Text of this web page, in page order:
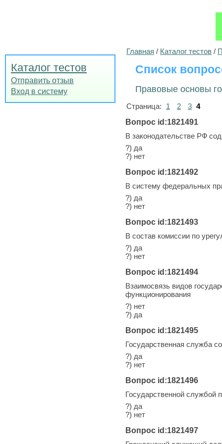
Каталог тестов
Отправить отзыв
Вход в систему
Главная / Каталог тестов /
Список
Правовые основы
Страница: 1 2 3 4
Вопрос id:1821491
В законодательстве РФ
?) да
?) нет
Вопрос id:1821492
В систему федеральных
?) да
?) нет
Вопрос id:1821493
В состав комиссии по
?) да
?) нет
Вопрос id:1821494
Взаимосвязь видов
функционирования
?) нет
?) да
Вопрос id:1821495
Государственная служба
?) да
?) нет
Вопрос id:1821496
Государственной службой
?) да
?) нет
Вопрос id:1821497